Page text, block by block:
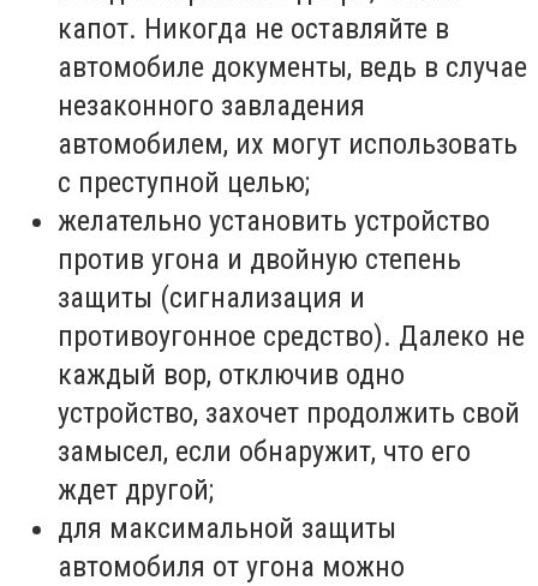
капот. Никогда не оставляйте в
автомобиле документы, ведь в случае
незаконного завладения
автомобилем, их могут использовать
с преступной целью;
желательно установить устройство
против угона и двойную степень
защиты (сигнализация и
противоугонное средство). Далеко не
каждый вор, отключив одно
устройство, захочет продолжить свой
замысел, если обнаружит, что его
ждет другой;
для максимальной защиты
автомобиля от угона можно